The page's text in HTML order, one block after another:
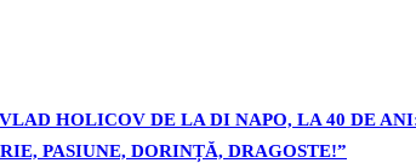
HOLICOV DE LA DI NAPO, LA 40 DE
PASIUNE, DORINȚĂ, DRAGOSTE!”